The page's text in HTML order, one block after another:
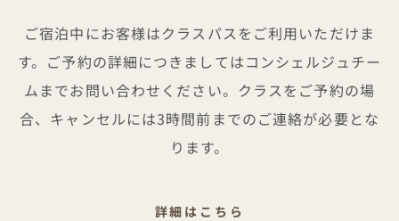
ご宿泊中にお客様はクラスパスをご利用いただけま
す。ご予約の詳細につきましてはコンシェルジュチー
ムまでお問い合わせください。クラスをご予約の場
合、キャンセルには3時間前までのご連絡が必要とな
ります。
詳細はこちら